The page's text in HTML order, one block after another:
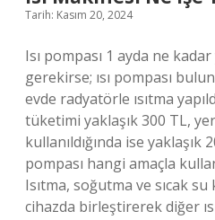
Tarih: Kasım 20, 2024
Isı pompası 1 ayda ne
gerekirse; ısı pompası
evde radyatörle ısıtma
tüketimi yaklaşık 300 TL,
kullanıldığında ise yaklaşık
pompası hangi amaçla
Isıtma, soğutma ve sıcak su
cihazda birleştirerek diğer